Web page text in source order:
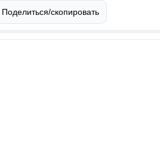
Поделиться/скопировать